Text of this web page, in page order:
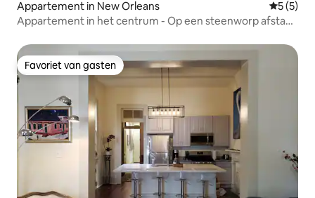
Appartement in New Orleans
5 (5)
Appartement in het centrum - Op een steenworp afstand
Favoriet van gasten
Favoriet van gasten